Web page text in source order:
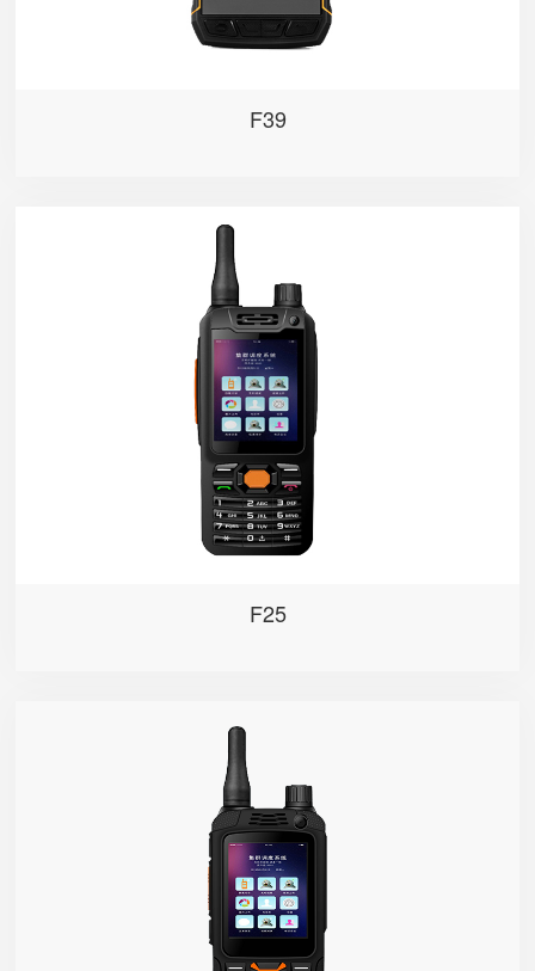
F39
F25
基于主流Android5.1深度定制的操作系统,专用对讲按键,
适应不同习惯的操作方式;